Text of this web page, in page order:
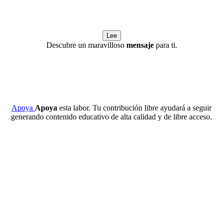
Lee
Descubre un maravilloso mensajepara ti.
Apoya Apoya esta labor. Tu contribución libre ayudará a seguir
generando contenido educativo de alta calidad y de libre acceso.